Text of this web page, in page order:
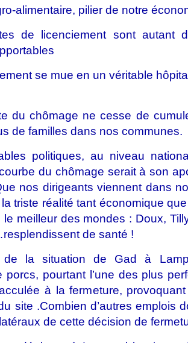
alimentaire, pilier de notre
de licenciement sont autant
se mue en un véritable
du chômage ne cesse de
de familles dans nos communes.
politiques, au niveau
du chômage serait à son
nos dirigeants viennent dans
triste réalité tant économique
meilleur des mondes : Doux,
de santé !
la situation de Gad à
porcs, pourtant l’une des plus
à la fermeture,
site .Combien d’autres emplois
de cette décision de